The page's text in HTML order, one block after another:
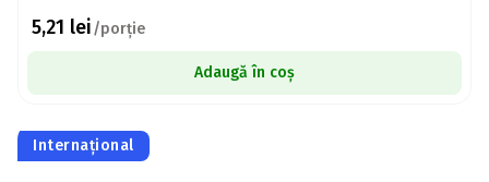
5,21 lei/porție
Adaugă în coș
Internațional